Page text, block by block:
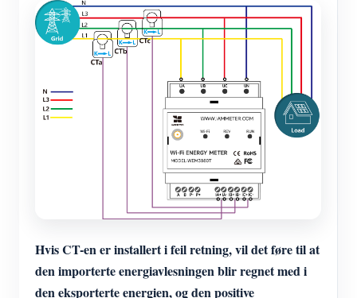
Hvis CT-en er installert i feil retning, vil det føre til at
den importerte energiavlesningen blir regnet med i
den eksporterte energien, og den positive